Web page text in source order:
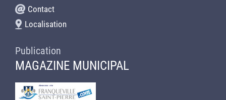
Contact
Localisation
Publication
MAGAZINE MUNICIPAL